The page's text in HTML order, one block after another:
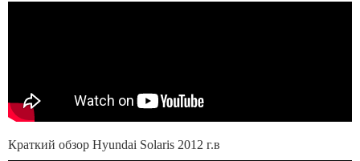
Краткий обзор Hyundai Solaris 2012 г.в